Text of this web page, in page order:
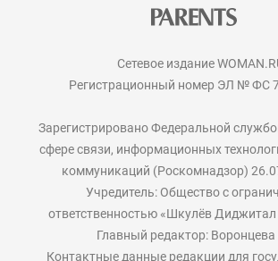
Сетевое издание
Регистрационный номер ЭЛ № ФС
Зарегистрировано Федеральной
сфере связи, информационных
коммуникаций (Роскомнадзор)
Учредитель: Общество с
ответственностью «Шкулёв Диджитал
Главный редактор: Воронцева
Контактные данные редакции для